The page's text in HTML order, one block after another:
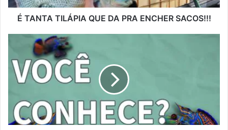
É TANTA TILÁPIA QUE DA PRA ENCHER SACOS!!!